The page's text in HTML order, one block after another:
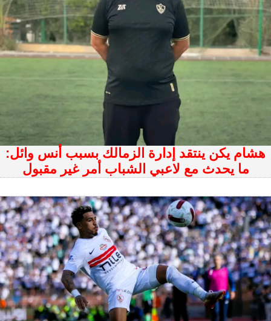
هشام يكن ينتقد إدارة الزمالك بسبب أنس وائل:
ما يحدث مع لاعبي الشباب أمر غير مقبول